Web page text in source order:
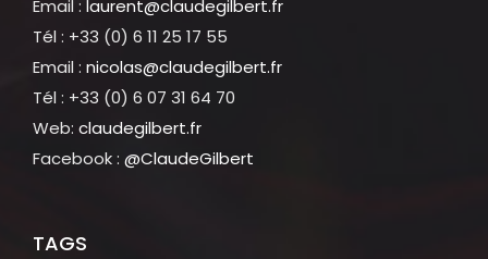
Email : laurent@claudegilbert.fr
Tél : +33 (0) 6 11 25 17 55
Email : nicolas@claudegilbert.fr
Tél : +33 (0) 6 07 31 64 70
Web: claudegilbert.fr
Facebook : @ClaudeGilbert
TAGS